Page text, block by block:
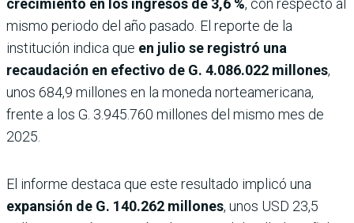
mismo periodo del año pasado. El reporte de la
institución indica que en julio se registró una
recaudación en efectivo de G. 4.086.022 millones,
unos 684,9 millones en la moneda norteamericana,
frente a los G. 3.945.760 millones del mismo mes de
2025.
El informe destaca que este resultado implicó una
expansión de G. 140.262 millones, unos USD 23,5